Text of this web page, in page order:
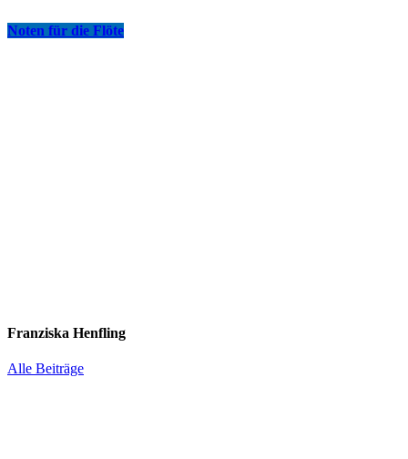
Noten für die Flöte
Franziska Henfling
Alle Beiträge